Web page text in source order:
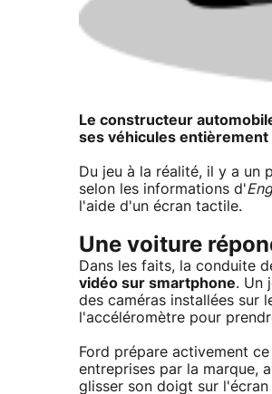
Le constructeur
ses véhicules entièrement
Du jeu à la réalité, il y a un
selon les informations d'
l'aide d'un écran tactile.
Une voiture
Dans les faits, la conduite
vidéo sur smartphone. Un
des caméras installées sur
l'accéléromètre pour
Ford prépare activement
entreprises par la marque,
glisser son doigt sur